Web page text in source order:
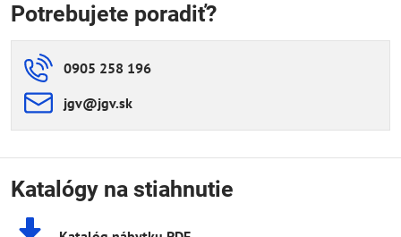
Potrebujete poradiť?
0905 258 196
jgv​@jgv​.sk
Katalógy na stiahnutie